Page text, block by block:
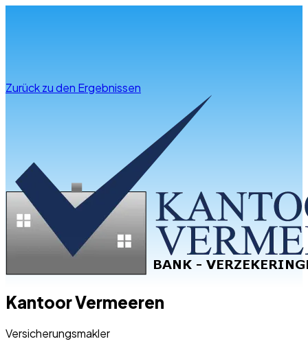
Zurück zu den Ergebnissen
Kantoor Vermeeren
Versicherungsmakler